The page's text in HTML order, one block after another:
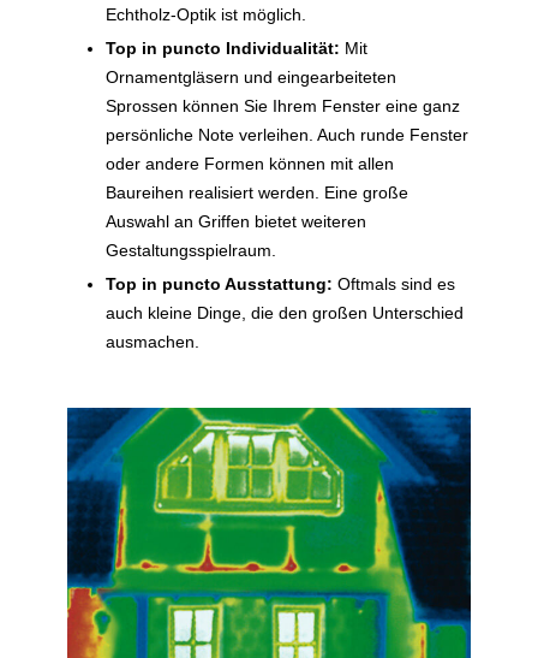
Echtholz-Optik ist möglich.
Top in puncto Individualität: Mit
Ornamentgläsern und eingearbeiteten
Sprossen können Sie Ihrem Fenster eine ganz
persönliche Note verleihen. Auch runde Fenster
oder andere Formen können mit allen
Baureihen realisiert werden. Eine große
Auswahl an Griffen bietet weiteren
Gestaltungsspielraum.
Top in puncto Ausstattung: Oftmals sind es
auch kleine Dinge, die den großen Unterschied
ausmachen.